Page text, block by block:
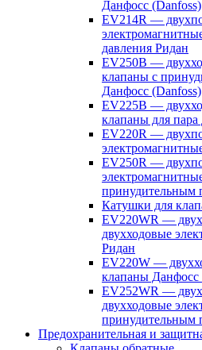
Данфосс (Danfoss)
EV214R —
давления Ридан
EV250B —
клапаны с
Данфосс (Danfoss)
EV225B —
клапаны для
EV220R —
EV250R —
принудительным
Катушки для
EV220WR —
двухходовые
Ридан
EV220W —
клапаны Данфосс
EV252WR —
двухходовые
принудительным
Предохранительная и